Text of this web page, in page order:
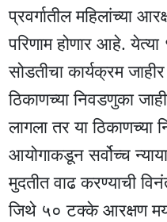
प्रवर्गातील महिलांच्या
परिणाम होणार आहे.
सोडतीचा कार्यक्रम
ठिकाणच्या निवडणुका
लागला तर या ठिकाणच्या
आयोगाकडून सर्वोच्च
मुदतीत वाढ करण्याची
जिथे ५० टक्के आरक्षण